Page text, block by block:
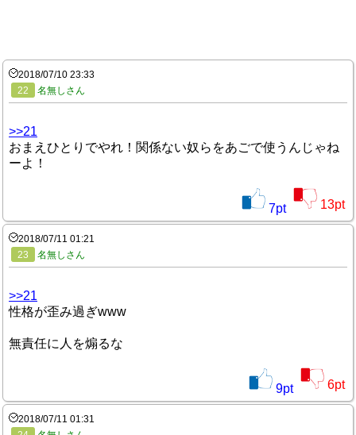
2018/07/10 23:33
22
名無しさん
>>21
おまえひとりでやれ！関係ない奴らをあごで使うんじゃね
ーよ！
7pt 13pt
2018/07/11 01:21
23
名無しさん
>>21
性格が歪み過ぎwww
無責任に人を煽るな
9pt 6pt
2018/07/11 01:31